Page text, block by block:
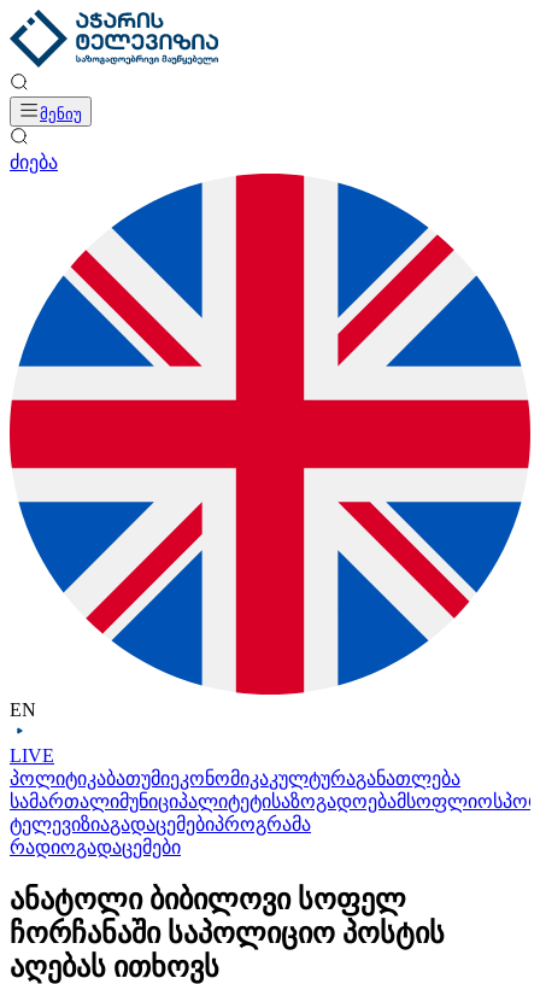
მენიუ
ძიება
EN
LIVE
პოლიტიკაბათუმიეკონომიკაკულტურაგანათლება
სამართალიმუნიციპალიტეტისაზოგადოებამსოფლიო
ტელევიზიაგადაცემებიპროგრამა
რადიოგადაცემები
ანატოლი ბიბილოვი სოფელ
ჩორჩანაში საპოლიციო პოსტის
აღებას ითხოვს